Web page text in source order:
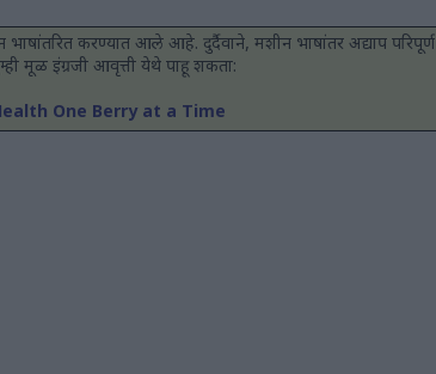
करण्यात आले आहे. दुर्दैवाने, मशीन भाषांतर अद्याप परिपूर्ण
मूळ इंग्रजी आवृत्ती येथे पाहू शकता:
One Berry at a Time